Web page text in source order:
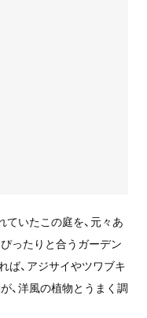
ていたこの庭を、元々あ
ったりと合うガーデン
ば、アジサイやツワブキ
、洋風の植物とうまく調